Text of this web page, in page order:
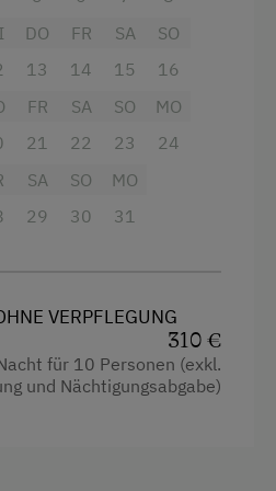
) Küche mit Gasherd und
Tischen, Vorhaus mit 2
Mehrzweckraum.
DO
13
FR
14
SA
15
SO
16
FR
21
SA
22
SO
23
MO
24
SA
29
SO
30
MO
31
VERPFLEGUNG
310 €
für 10 Personen (exkl.
und Nächtigungsabgabe)